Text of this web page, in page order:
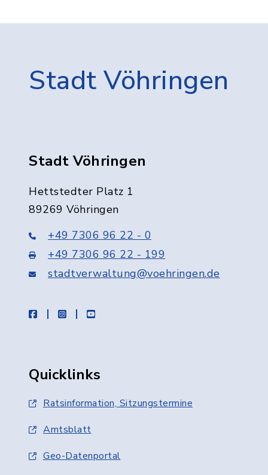
Stadt Vöhringen
Stadt Vöhringen
Hettstedter Platz 1
89269 Vöhringen
+49 7306 96 22 - 0
+49 7306 96 22 - 199
stadtverwaltung@voehringen.de
facebookinstagramyoutube
Quicklinks
Ratsinformation, Sitzungstermine
Amtsblatt
Geo-Datenportal